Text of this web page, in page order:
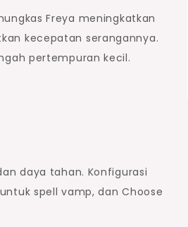
Freya meningkatkan
kecepatan serangannya.
pertempuran kecil.
daya tahan. Konfigurasi
spell vamp, dan Choose